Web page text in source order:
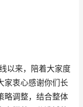
以来，陪着大家度
家衷心感谢你们长
略调整，结合整体